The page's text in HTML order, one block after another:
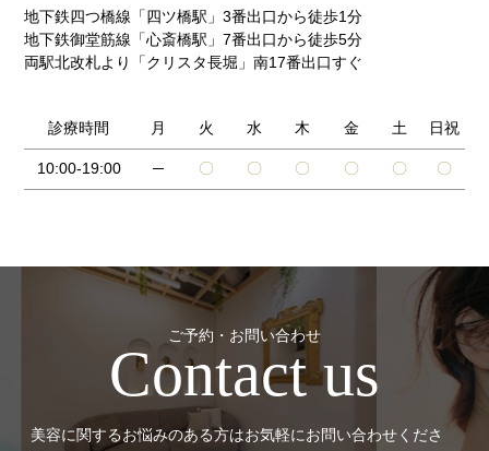
地下鉄四つ橋線「四ツ橋駅」3番出口から徒歩1分
地下鉄御堂筋線「心斎橋駅」7番出口から徒歩5分
両駅北改札より「クリスタ長堀」南17番出口すぐ
診療時間 月 火 水 木 金 土 日祝
10:00-19:00 ─ 〇 〇 〇 〇 〇 〇
ご予約・お問い合わせ
Contact us
美容に関するお悩みのある方はお気軽にお問い合わせくださ